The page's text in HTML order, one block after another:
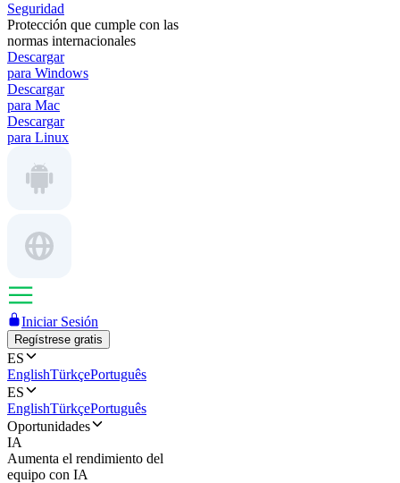
Seguridad
Protección que cumple con las
normas internacionales
Descargar
para Windows
Descargar
para Mac
Descargar
para Linux
Iniciar Sesión
Regístrese gratis
ES
EnglishTürkçePortuguês
ES
EnglishTürkçePortuguês
Oportunidades
IA
Aumenta el rendimiento del
equipo con IA